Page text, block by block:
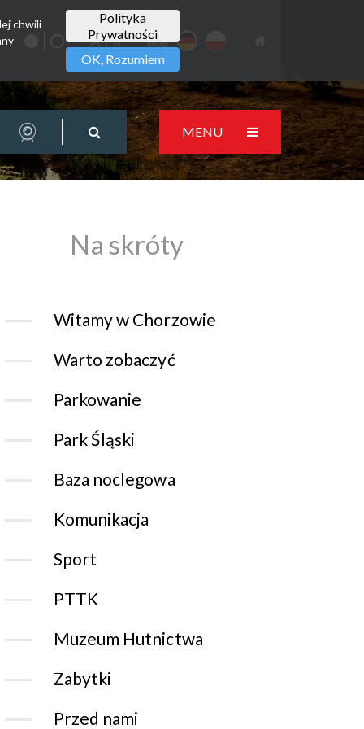
MENU
Na skróty
Witamy w Chorzowie
Warto zobaczyć
Parkowanie
Park Śląski
Baza noclegowa
Komunikacja
Sport
PTTK
Muzeum Hutnictwa
Zabytki
Przed nami
Polityka
Prywatności
OK, Rozumiem
chwili